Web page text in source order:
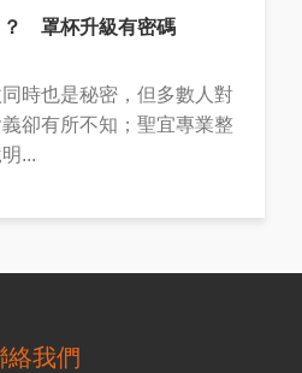
？ 罩杯升級有密碼
時也是秘密，但多數人對
卻有所不知；聖宜專業整
...
絡我們